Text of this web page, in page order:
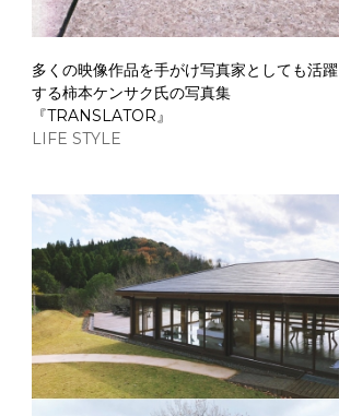
多くの映像作品を手がけ写真家としても活躍
する柿本ケンサク氏の写真集
『TRANSLATOR』
LIFE STYLE